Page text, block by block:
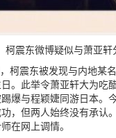
震东微博疑似与萧亚轩
柯震东被发现与内地某
。此举令萧亚轩大为吃
爆与程颖婕同游日本。
，但两人始终没有承认
在网上调情。